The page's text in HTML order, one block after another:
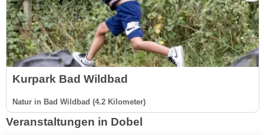
Kurpark Bad Wildbad
Natur in Bad Wildbad (4.2 Kilometer)
Veranstaltungen in Dobel